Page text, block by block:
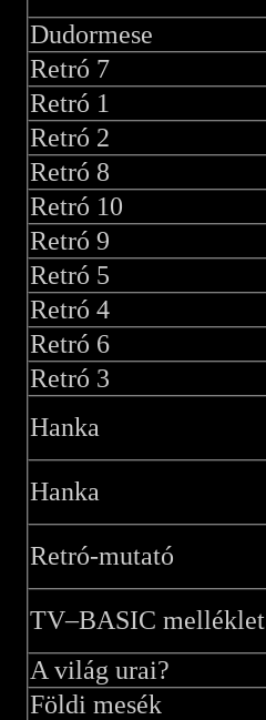
Dudormese
Retró 7
Retró 1
Retró 2
Retró 8
Retró 10
Retró 9
Retró 5
Retró 4
Retró 6
Retró 3
Hanka
Hanka
Retró-mutató
TV–BASIC melléklet
A világ urai?
Földi mesék